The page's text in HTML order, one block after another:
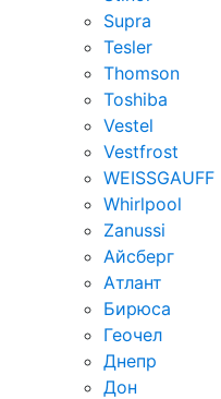
Supra
Tesler
Thomson
Toshiba
Vestel
Vestfrost
WEISSGAUFF
Whirlpool
Zanussi
Айсберг
Атлант
Бирюса
Геочел
Днепр
Дон